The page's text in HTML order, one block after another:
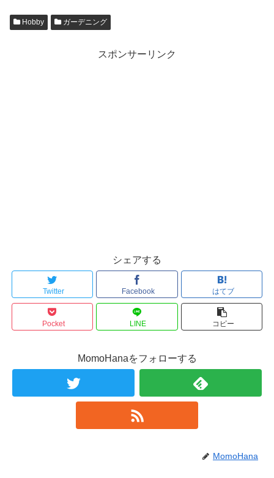
Hobby ガーデニング
スポンサーリンク
シェアする
Twitter Facebook はてブ
Pocket LINE コピー
MomoHanaをフォローする
MomoHana